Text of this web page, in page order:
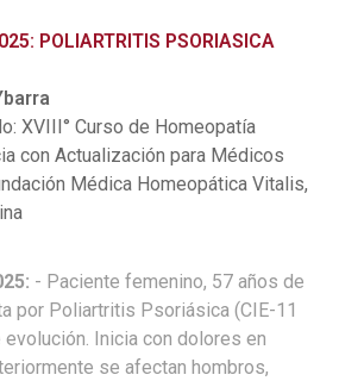
POLIARTRITIS PSORIASICA
XVIII° Curso de Homeopatía
con Actualización para Médicos
Médica Homeopática Vitalis,
- Paciente femenino, 57 años de
por Poliartritis Psoriásica (CIE-11
evolución. Inicia con dolores en
se afectan hombros,